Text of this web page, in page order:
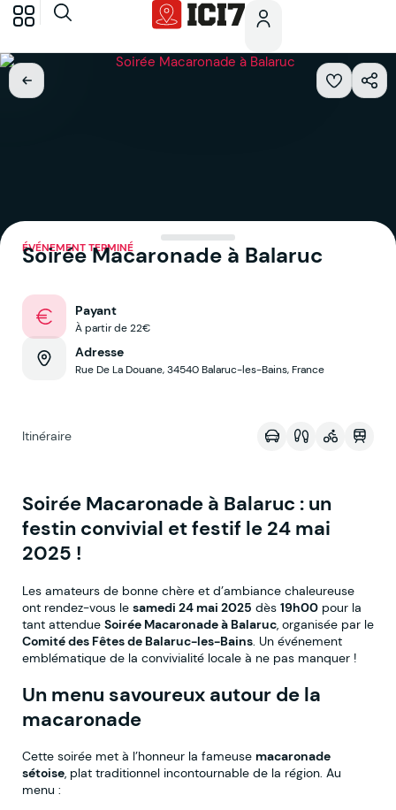
ÉVÉNEMENT TERMINÉ
Soirée Macaronade à Balaruc
Payant
À partir de 22€
Adresse
Rue De La Douane, 34540 Balaruc-les-Bains, France
Itinéraire
Soirée Macaronade à Balaruc : un
festin convivial et festif le 24 mai
2025 !
Les amateurs de bonne chère et d’ambiance chaleureuse
ont rendez-vous le samedi 24 mai 2025 dès 19h00 pour la
tant attendue Soirée Macaronade à Balaruc , organisée par le
Comité des Fêtes de Balaruc-les-Bains . Un événement
emblématique de la convivialité locale à ne pas manquer !
Un menu savoureux autour de la
macaronade
Cette soirée met à l’honneur la fameuse macaronade
sétoise, plat traditionnel incontournable de la région. Au
menu :